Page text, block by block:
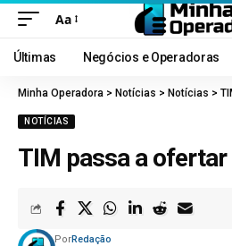
Aa
Últimas Negócios e Operadoras
Minha Operadora > Notícias > Notícias >
NOTÍCIAS
TIM passa a ofertar
PorRedação